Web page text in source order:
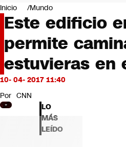
Negocios
Deportes
Programas completos
Cultura
Servicios
Bits
CNN tiempo
Futuro 360
Opinión
Inicio Mundo
Este edificio
permite
estuvieras en
10- 04- 2017 11:40
Por CNN
LO
MÁS
LEÍDO